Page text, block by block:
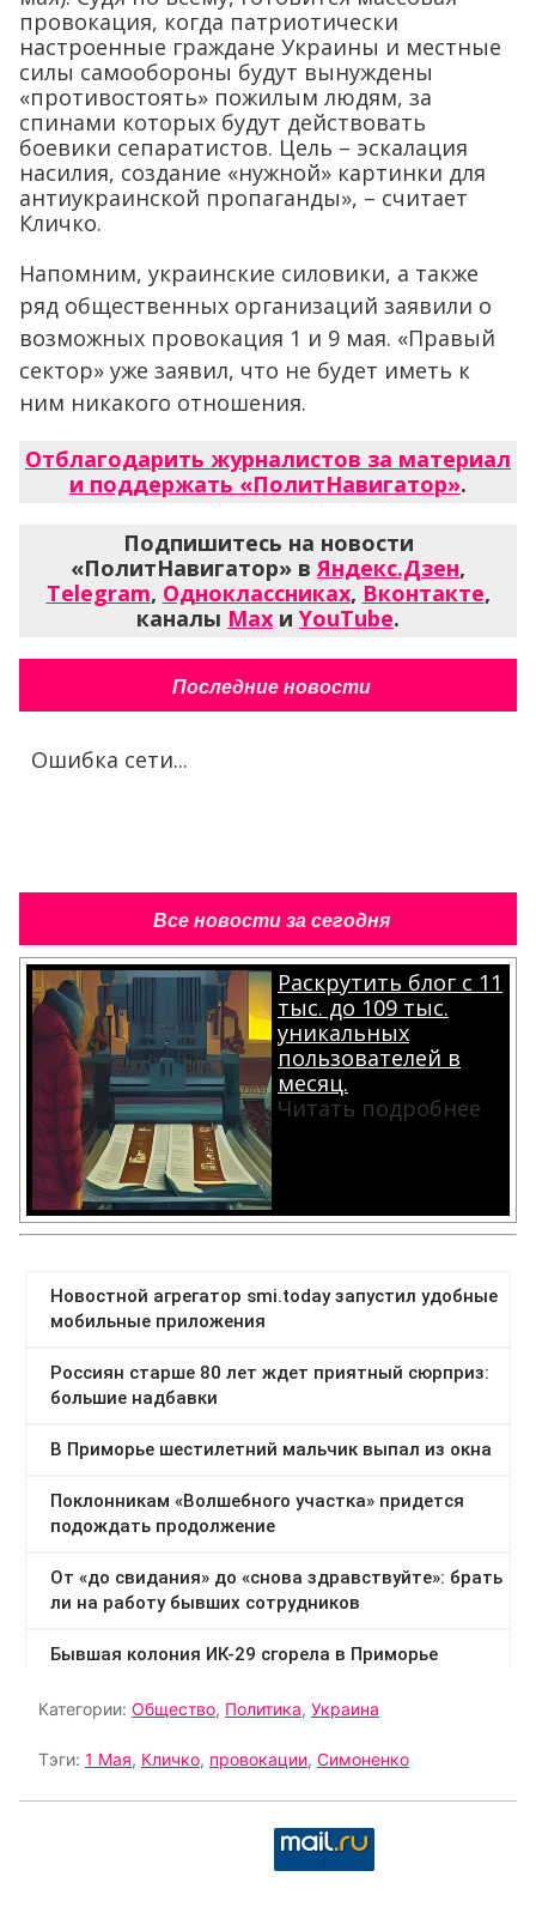
провокация, когда патриотически
настроенные граждане Украины и местные
силы самообороны будут вынуждены
«противостоять» пожилым людям, за
спинами которых будут действовать
боевики сепаратистов. Цель – эскалация
насилия, создание «нужной» картинки для
антиукраинской пропаганды», – считает
Кличко.
Напомним, украинские силовики, а также
ряд общественных организаций заявили о
возможных провокация 1 и 9 мая. «Правый
сектор» уже заявил, что не будет иметь к
ним никакого отношения.
Отблагодарить журналистов за материал
и поддержать «ПолитНавигатор».
Подпишитесь на новости
«ПолитНавигатор» вЯндекс.Дзен,
Telegram, Одноклассниках, Вконтакте,
каналы Max и YouTube.
Последние новости
Ошибка сети...
Все новости за сегодня
Раскрутить блог с 11
тыс. до 109 тыс.
уникальных
пользователей в
месяц.
Читать подробнее
Категории: Общество, Политика, Украина
Тэги: 1 Мая, Кличко, провокации, Симоненко